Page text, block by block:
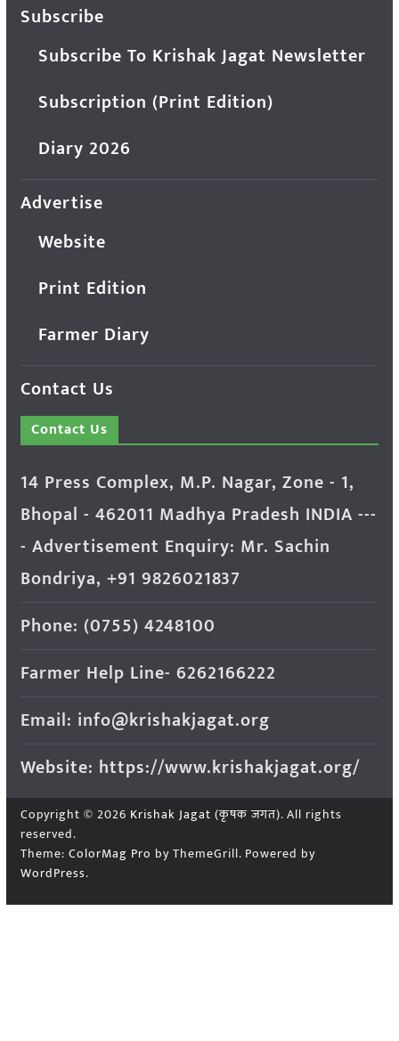
Subscribe
Subscribe To Krishak Jagat Newsletter
Subscription (Print Edition)
Diary 2026
Advertise
Website
Print Edition
Farmer Diary
Contact Us
Contact Us
14 Press Complex, M.P. Nagar, Zone - 1,
Bhopal - 462011 Madhya Pradesh INDIA ---
- Advertisement Enquiry: Mr. Sachin
Bondriya, +91 9826021837
Phone: (0755) 4248100
Farmer Help Line- 6262166222
Email: info@krishakjagat.org
Website: https://www.krishakjagat.org/
Copyright © 2026 Krishak Jagat (कृषक जगत). All rights
reserved.
Theme: ColorMag Pro by ThemeGrill. Powered by
WordPress.